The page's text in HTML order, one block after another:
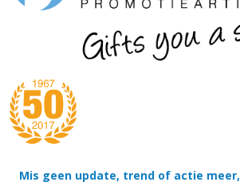
Mis geen update, trend of actie meer,
Tassen
Thema's